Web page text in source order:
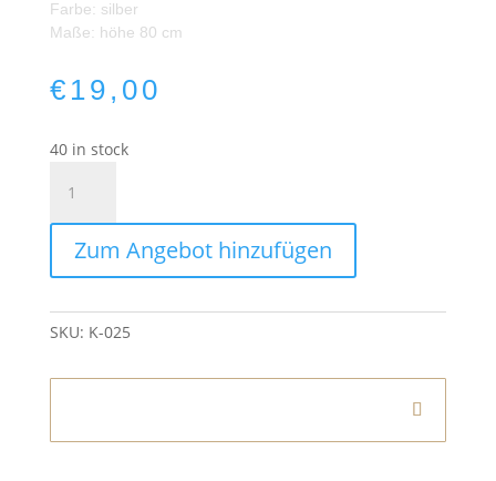
Farbe: silber
Maße: höhe 80 cm
€ 19,00
40 in stock
Silber
80cm
Tafelversion
quantity
Zum Angebot hinzufügen
SKU: K-025